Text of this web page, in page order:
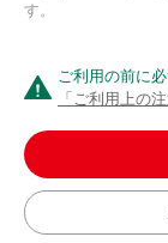
す。
ご利用の前に
「ご利用上の注